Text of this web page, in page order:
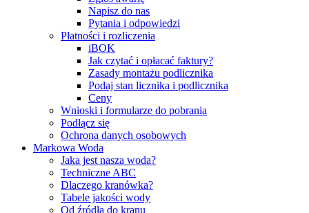
Napisz do nas
Pytania i odpowiedzi
Płatności i rozliczenia
iBOK
Jak czytać i opłacać faktury?
Zasady montażu podlicznika
Podaj stan licznika i podlicznika
Ceny
Wnioski i formularze do pobrania
Podłącz się
Ochrona danych osobowych
Markowa Woda
Jaka jest nasza woda?
Techniczne ABC
Dlaczego kranówka?
Tabele jakości wody
Od źródła do kranu